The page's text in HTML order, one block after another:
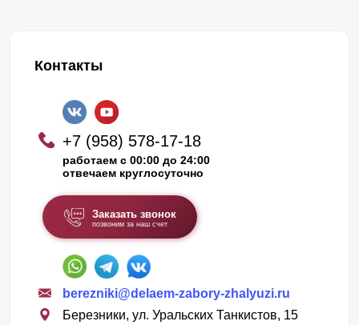
Контакты
+7 (958) 578-17-18
работаем с 00:00 до 24:00
отвечаем круглосуточно
Заказать звонок
позвоним за наш счет
berezniki@delaem-zabory-zhalyuzi.ru
Березники, ул. Уральских Танкистов, 15